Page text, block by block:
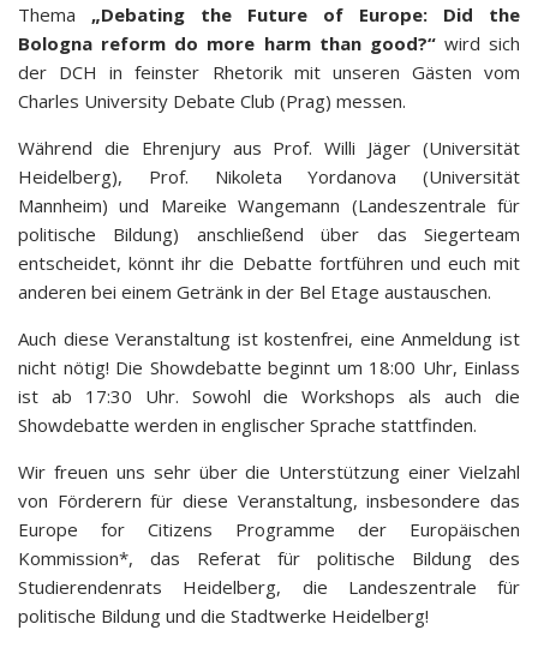
Thema „Debating the Future of Europe: Did the
Bologna reform do more harm than good?“wird sich
der DCH in feinster Rhetorik mit unseren Gästen vom
Charles University Debate Club (Prag) messen.
Während die Ehrenjury aus Prof. Willi Jäger (Universität
Heidelberg), Prof. Nikoleta Yordanova (Universität
Mannheim) und Mareike Wangemann (Landeszentrale für
politische Bildung) anschließend über das Siegerteam
entscheidet, könnt ihr die Debatte fortführen und euch mit
anderen bei einem Getränk in der Bel Etage austauschen.
Auch diese Veranstaltung ist kostenfrei, eine Anmeldung ist
nicht nötig! Die Showdebatte beginnt um 18:00 Uhr, Einlass
ist ab 17:30 Uhr. Sowohl die Workshops als auch die
Showdebatte werden in englischer Sprache stattfinden.
Wir freuen uns sehr über die Unterstützung einer Vielzahl
von Förderern für diese Veranstaltung, insbesondere das
Europe for Citizens Programme der Europäischen
Kommission*, das Referat für politische Bildung des
Studierendenrats Heidelberg, die Landeszentrale für
politische Bildung und die Stadtwerke Heidelberg!